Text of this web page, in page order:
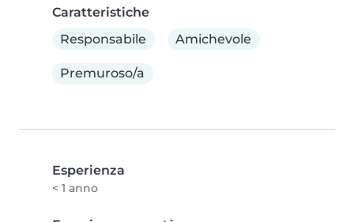
Caratteristiche
Responsabile
Amichevole
Premuroso/a
Esperienza
< 1 anno